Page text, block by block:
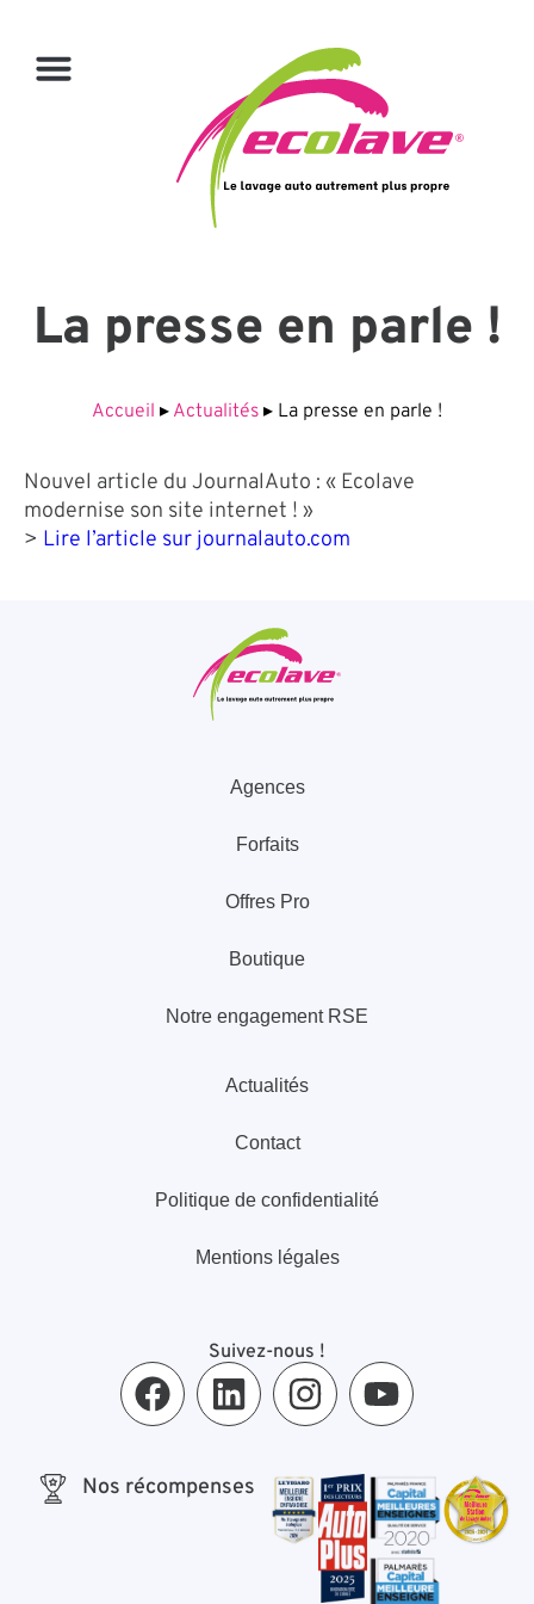
La presse en parle !
Accueil ▸ Actualités ▸ La presse en parle !
Nouvel article du JournalAuto : « Ecolave
modernise son site internet ! »
> Lire l’article sur journalauto.com
Agences
Forfaits
Offres Pro
Boutique
Notre engagement RSE
Actualités
Contact
Politique de confidentialité
Mentions légales
Suivez-nous !
Nos récompenses